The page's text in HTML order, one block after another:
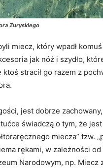
Zuryskiego
miecz, który wpadł
jak nóż i szydło,
stracił go razem z
jest dobrze
świadczą o tym, że
miecza” tzw.
rękami, w zależności
Narodowym, np. Miecz